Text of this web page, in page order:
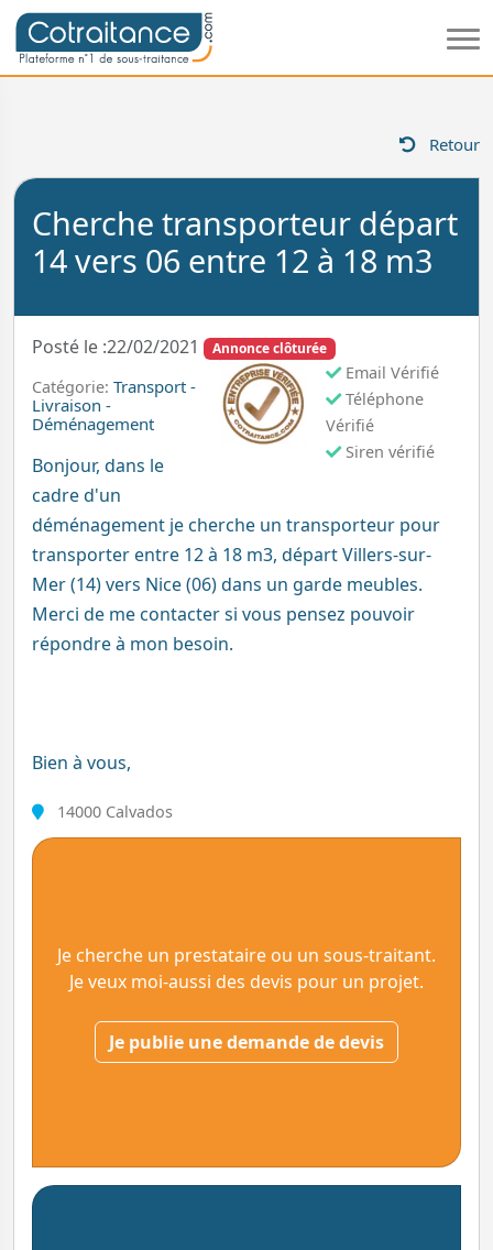
Retour
Cherche transporteur départ
14 vers 06 entre 12 à 18 m3
Posté le :22/02/2021 Annonce clôturée
Email Vérifié
Téléphone
Vérifié
Siren vérifié
Catégorie: Transport -
Livraison -
Déménagement
Bonjour, dans le
cadre d'un
déménagement je cherche un transporteur pour
transporter entre 12 à 18 m3, départ Villers-sur-
Mer (14) vers Nice (06) dans un garde meubles.
Merci de me contacter si vous pensez pouvoir
répondre à mon besoin.
Bien à vous,
14000 Calvados
Je cherche un prestataire ou un sous-traitant.
Je veux moi-aussi des devis pour un projet.
Je publie une demande de devis